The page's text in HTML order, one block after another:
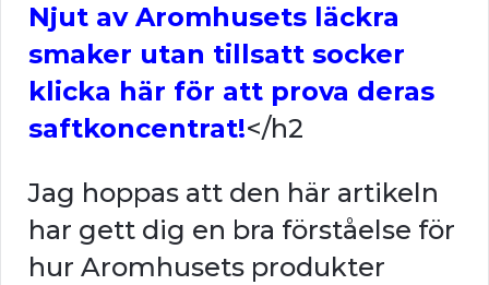
Njut av Aromhusets läckra
smaker utan tillsatt socker
klicka här för att prova deras
saftkoncentrat!</h2
Jag hoppas att den här artikeln
har gett dig en bra förståelse för
hur Aromhusets produkter